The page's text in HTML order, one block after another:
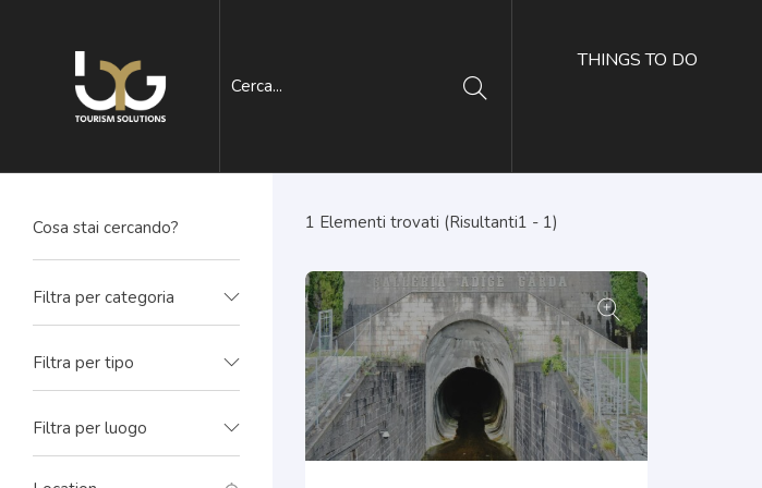
THINGS TO DO
Filtra per categoria
Filtra per tipo
Filtra per luogo
1 Elementi trovati (Risultanti1 - 1)